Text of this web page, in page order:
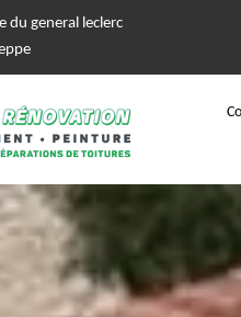
du general leclerc